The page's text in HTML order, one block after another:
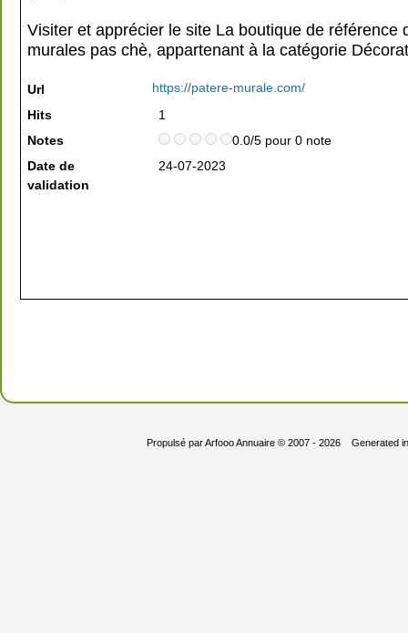
Visiter et apprécier le site La boutique de référence
murales pas chè, appartenant à la catégorie
Url
https://patere-murale.com/
Hits
1
Notes
0.0/5 pour 0 note
Date de
validation
24-07-2023
Propulsé parArfooo Annuaire© 2007 - 2026 Generated